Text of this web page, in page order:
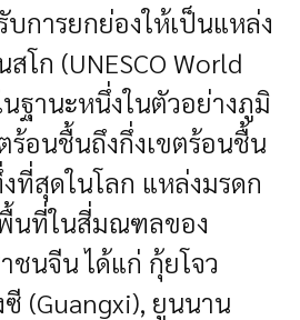
บการยกย่องให้เป็นแหล่ง
โก (UNESCO World
ฐานะหนึ่งในตัวอย่างภูมิ
ร้อนชื้นถึงกึ่งเขตร้อนชื้น
ที่สุดในโลก แหล่งมรดก
นที่ในสี่มณฑลของ
ชนจีน ได้แก่ กุ้ยโจว
(Guangxi), ยูนนาน